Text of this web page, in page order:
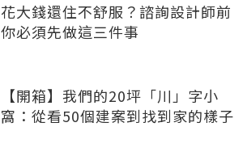
花大錢還住不舒服？諮詢設計師前
你必須先做這三件事
【開箱】我們的20坪「川」字小
窩：從看50個建案到找到家的樣子